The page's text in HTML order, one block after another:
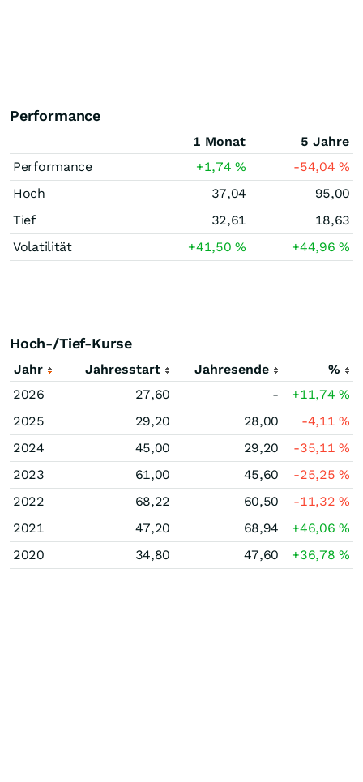
Performance
1 Monat
5 Jahre
Performance
+1,74% -54,04%
Hoch
37,04
95,00
Tief
32,61
18,63
Volatilität
+41,50% +44,96%
Hoch-/Tief-Kurse
Jahr Jahresstart Jahresende
%
2026
27,60 - +11,74%
2025
29,20 28,00 -4,11%
2024
45,00 29,20 -35,11%
2023
61,00 45,60 -25,25%
2022
68,22 60,50 -11,32%
2021
47,20 68,94 +46,06%
2020
34,80 47,60 +36,78%